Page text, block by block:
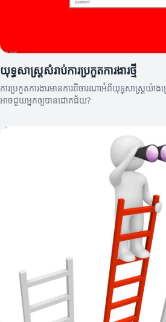
យុទ្ធសាស្ត្រសំរាប់ការប្រកួតការងារថ្មី
ការប្រកួតការងារមានការពិចារណាអំពីយុទ្ធសាស្ត្រយ៉ាង
អាចជួយអ្នកឲ្យបានជោគជ័យ?